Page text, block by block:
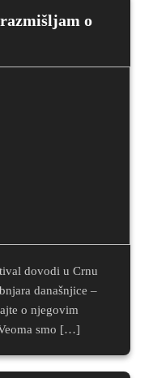
o
dovodi u Crnu
današnjice –
o njegovim
smo […]